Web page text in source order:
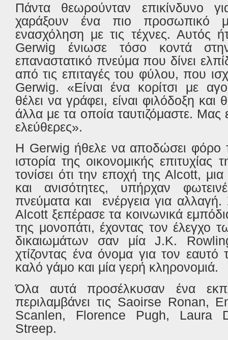
Πάντα θεωρούνταν επικίνδυνο
χαράξουν ένα πιο προσωπικό
ενασχόληση με τις τέχνες. Αυτός
Gerwig
ένιωσε τόσο κοντά
επαναστατικό πνεύμα που δίνει
από τις επιταγές του φύλου, που
Gerwig. «Είναι ένα κορίτσι με
θέλει να γράφει, είναι φιλόδοξη
άλλα με τα οποία ταυτιζόμαστε. Μας
ελεύθερες».
Η Gerwig ήθελε να αποδώσει φόρο
ιστορία της οικονομικής επιτυχίας
τονίσει ότι την εποχή τηςAlcott,
και ανισότητες, υπήρχαν
πνεύματα και
ενέργεια για
Alcott ξεπέρασε τα κοινωνικά
της μονοπάτι, έχοντας τον έλεγχο
δικαιωμάτων σαν μίαJ.K.
χτίζοντας ένα όνομα για τον
καλό γάμο και μία γερή κληρονομιά.
Όλα αυτά προσέλκυσαν ένα
περιλαμβάνει τις Saoirse Ronan,
Scanlen, Florence Pugh, Laura
Streep.